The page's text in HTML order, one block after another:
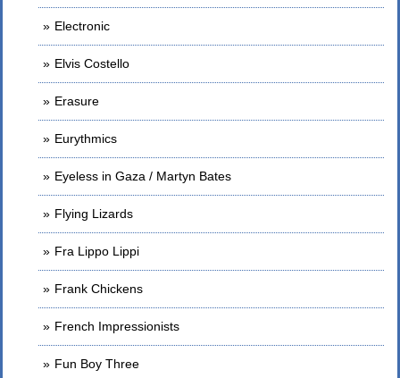
Electronic
Elvis Costello
Erasure
Eurythmics
Eyeless in Gaza / Martyn Bates
Flying Lizards
Fra Lippo Lippi
Frank Chickens
French Impressionists
Fun Boy Three